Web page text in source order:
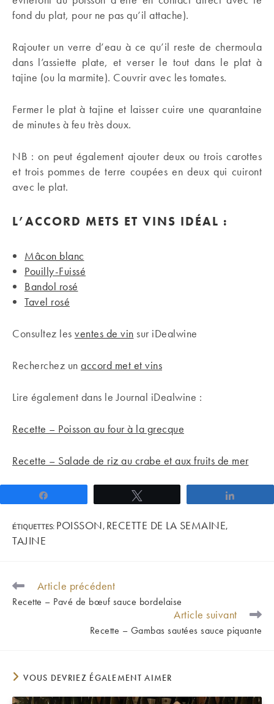
fond du plat, pour ne pas qu’il attache).
Rajouter un verre d’eau à ce qu’il reste de chermoula
dans l’assiette plate, et verser le tout dans le plat à
tajine (ou la marmite). Couvrir avec les tomates.
Fermer le plat à tajine et laisser cuire une quarantaine
de minutes à feu très doux.
NB : on peut également ajouter deux ou trois carottes
et trois pommes de terre coupées en deux qui cuiront
avec le plat.
L’ACCORD METS ET VINS IDÉAL :
Mâcon blanc
Pouilly-Fuissé
Bandol rosé
Tavel rosé
Consultez les ventes de vin sur iDealwine
Recherchez un accord met et vins
Lire également dans le Journal iDealwine :
Recette – Poisson au four à la grecque
Recette – Salade de riz au crabe et aux fruits de mer
ÉTIQUETTES: POISSON, RECETTE DE LA SEMAINE,
TAJINE
READ
MORE
ARTICLES
Article précédent
Recette – Pavé de bœuf sauce bordelaise
Article suivant
Recette – Gambas sautées sauce piquante
VOUS DEVRIEZ ÉGALEMENT AIMER